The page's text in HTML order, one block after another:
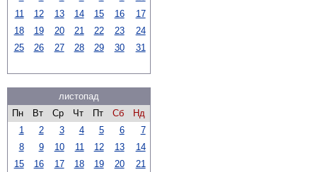
11
12 13 14 15 16
17
18
19 20 21 22 23
24
25
26 27 28 29 30 31
листопад
Пн
Вт Ср Чт Пт Сб
Нд
1
2 3 4 5 6
7
8
9 10 11 12 13
14
15
16 17 18 19 20 21